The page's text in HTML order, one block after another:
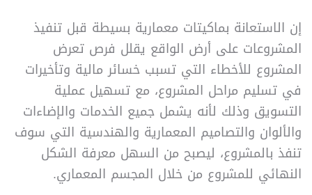
إن الاستعانة بماكيتات معمارية بسيطة قبل تنفيذ
المشروعات على أرض الواقع يقلل فرص تعرض
المشروع للأخطاء التي تسبب خسائر مالية وتأخيرات
في تسليم مراحل المشروع، مع تسهيل عملية
التسويق وذلك لأنه يشمل جميع الخدمات والإضاءات
والألوان والتصاميم المعمارية والهندسية التي سوف
تنفذ بالمشروع، ليصبح من السهل معرفة الشكل
النهائي للمشروع من خلال المجسم المعماري.